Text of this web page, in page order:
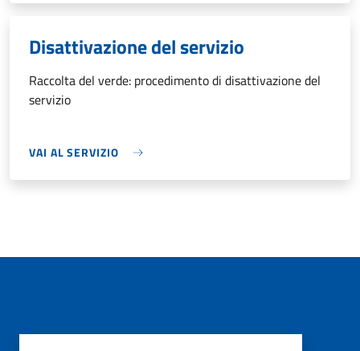
Disattivazione del servizio
Raccolta del verde: procedimento di disattivazione del
servizio
VAI AL SERVIZIO